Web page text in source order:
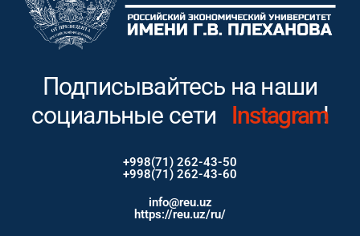
Подписывайтесь на наши
социальные сети
Instagram!
+998(71) 262-43-50
+998(71) 262-43-60
info@reu.uz
https://reu.uz/ru/